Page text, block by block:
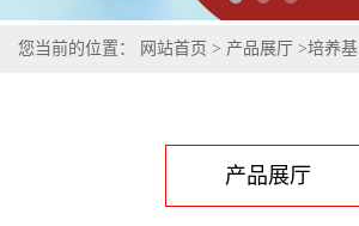
您当前的位置： 网站首页 > 产品展厅 >培养基
产品展厅